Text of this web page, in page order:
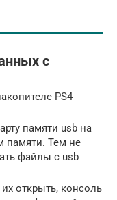
с
PS4
памяти usb на
памяти. Тем не
файлы с usb
открыть, консоль